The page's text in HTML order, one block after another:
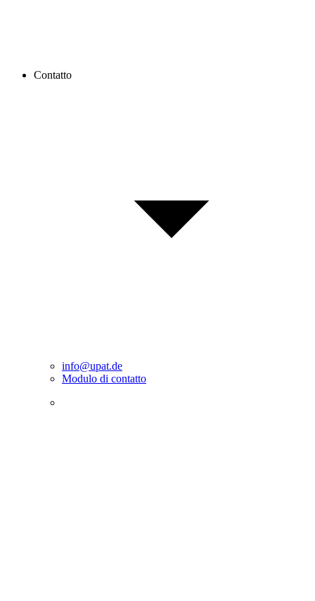
Contatto
info@upat.de
Modulo di contatto